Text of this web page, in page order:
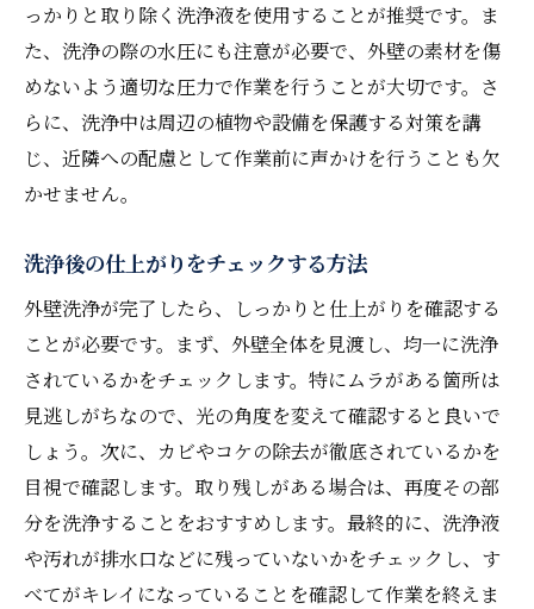
っかりと取り除く洗浄液を使用することが推奨です。ま
た、洗浄の際の水圧にも注意が必要で、外壁の素材を傷
めないよう適切な圧力で作業を行うことが大切です。さ
らに、洗浄中は周辺の植物や設備を保護する対策を講
じ、近隣への配慮として作業前に声かけを行うことも欠
かせません。
洗浄後の仕上がりをチェックする方法
外壁洗浄が完了したら、しっかりと仕上がりを確認する
ことが必要です。まず、外壁全体を見渡し、均一に洗浄
されているかをチェックします。特にムラがある箇所は
見逃しがちなので、光の角度を変えて確認すると良いで
しょう。次に、カビやコケの除去が徹底されているかを
目視で確認します。取り残しがある場合は、再度その部
分を洗浄することをおすすめします。最終的に、洗浄液
や汚れが排水口などに残っていないかをチェックし、す
べてがキレイになっていることを確認して作業を終えま